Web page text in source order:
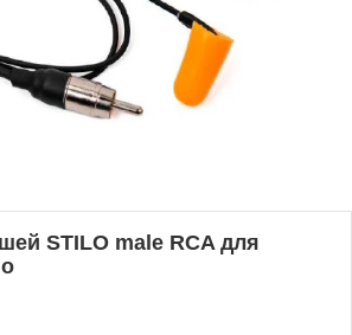
STILO male RCA для